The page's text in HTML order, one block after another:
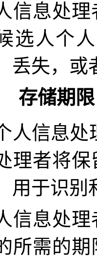
信息处
选人个
丢失，或
存储期限
人信息处
理者将
用于识别
信息处
所需的